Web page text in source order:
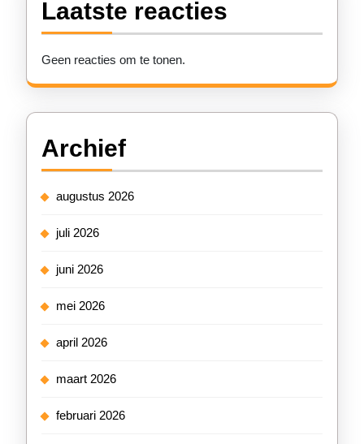
Laatste reacties
Geen reacties om te tonen.
Archief
augustus 2026
juli 2026
juni 2026
mei 2026
april 2026
maart 2026
februari 2026